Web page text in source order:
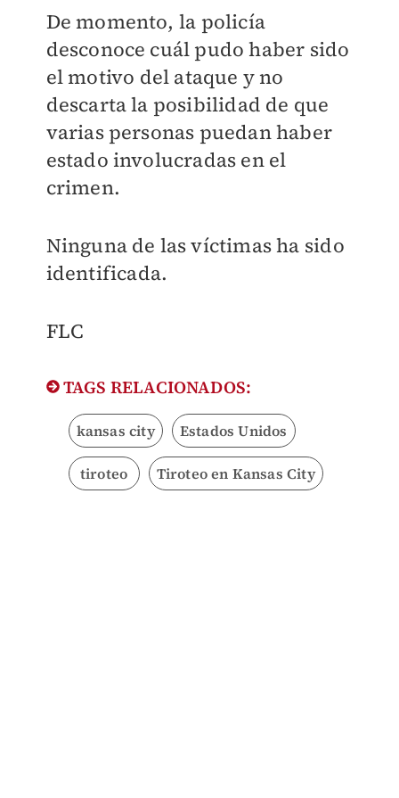
De momento, la policía
desconoce cuál pudo haber sido
el motivo del ataque y no
descarta la posibilidad de que
varias personas puedan haber
estado involucradas en el
crimen.
Ninguna de las víctimas ha sido
identificada.
FLC
TAGS RELACIONADOS:
kansas city Estados Unidos
tiroteo Tiroteo en Kansas City